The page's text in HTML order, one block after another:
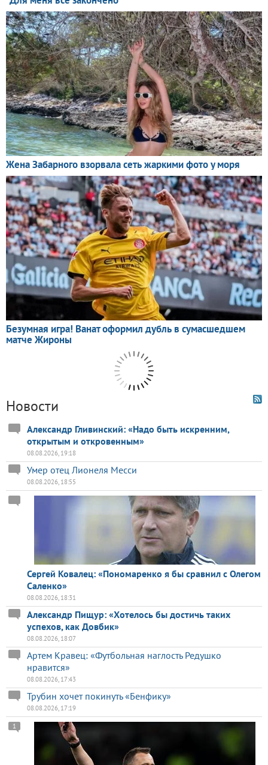
Новости
Александр Гливинский: «Надо быть искренним,
открытым и откровенным»
08.08.2026, 19:18
Умер отец Лионеля Месси
08.08.2026, 18:55
Сергей Ковалец: «Пономаренко я бы сравнил с Олегом
Саленко»
08.08.2026, 18:31
Александр Пищур: «Хотелось бы достичь таких
успехов, как Довбик»
08.08.2026, 18:07
Артем Кравец: «Футбольная наглость Редушко
нравится»
08.08.2026, 17:43
Трубин хочет покинуть «Бенфику»
08.08.2026, 17:19
1